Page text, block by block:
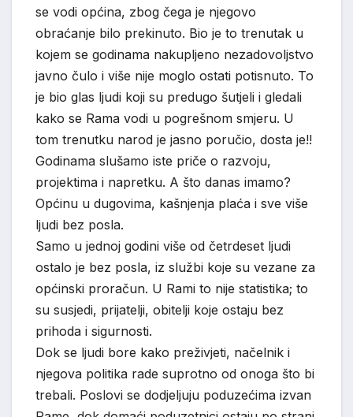
se vodi općina, zbog čega je njegovo
obraćanje bilo prekinuto. Bio je to trenutak u
kojem se godinama nakupljeno nezadovoljstvo
javno čulo i više nije moglo ostati potisnuto. To
je bio glas ljudi koji su predugo šutjeli i gledali
kako se Rama vodi u pogrešnom smjeru. U
tom trenutku narod je jasno poručio, dosta je!!
Godinama slušamo iste priče o razvoju,
projektima i napretku. A što danas imamo?
Općinu u dugovima, kašnjenja plaća i sve više
ljudi bez posla.
Samo u jednoj godini više od četrdeset ljudi
ostalo je bez posla, iz službi koje su vezane za
općinski proračun. U Rami to nije statistika; to
su susjedi, prijatelji, obitelji koje ostaju bez
prihoda i sigurnosti.
Dok se ljudi bore kako preživjeti, načelnik i
njegova politika rade suprotno od onoga što bi
trebali. Poslovi se dodjeljuju poduzećima izvan